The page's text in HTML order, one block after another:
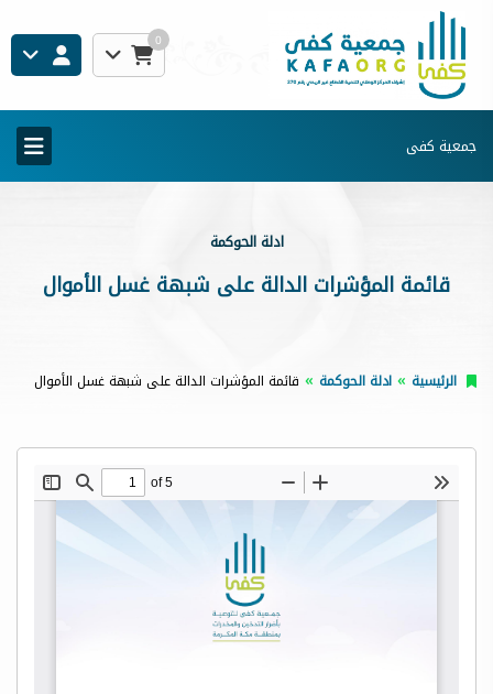
0
جمعية كفى
ادلة الحوكمة
قائمة المؤشرات الدالة على شبهة غسل الأموال
الرئيسية ادلة الحوكمة قائمة المؤشرات الدالة على شبهة غسل الأموال